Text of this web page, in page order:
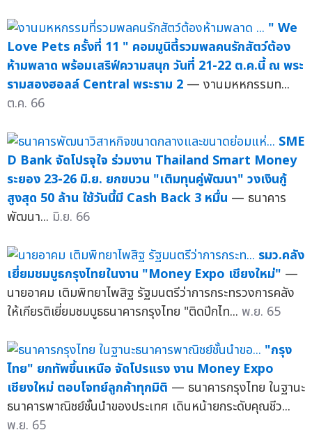
" We
Love Pets ครั้งที่ 11 " คอมมูนิตี้รวมพลคนรักสัตว์ต้อง
ห้ามพลาด พร้อมเสริฟ์ความสนุก วันที่ 21-22 ต.ค.นี้ ณ พระ
รามสองฮอลล์ Central พระราม 2 — งานมหหกรรมท...
ต.ค. 66
SME
D Bank จัดโปรจุใจ ร่วมงาน Thailand Smart Money
ระยอง 23-26 มิ.ย. ยกขบวน "เติมทุนคู่พัฒนา" วงเงินกู้
สูงสุด 50 ล้าน ใช้วันนี้มี Cash Back 3 หมื่น — ธนาคาร
พัฒนา... มิ.ย. 66
รมว.คลัง
เยี่ยมชมบูธกรุงไทยในงาน "Money Expo เชียงใหม่" —
นายอาคม เติมพิทยาไพสิฐ รัฐมนตรีว่าการกระทรวงการคลัง
ให้เกียรติเยี่ยมชมบูธธนาคารกรุงไทย "ติดปีกไท... พ.ย. 65
"กรุง
ไทย" ยกทัพขึ้นเหนือ จัดโปรแรง งาน Money Expo
เชียงใหม่ ตอบโจทย์ลูกค้าทุกมิติ — ธนาคารกรุงไทย ในฐานะ
ธนาคารพาณิชย์ชั้นนำของประเทศ เดินหน้ายกระดับคุณชีว...
พ.ย. 65